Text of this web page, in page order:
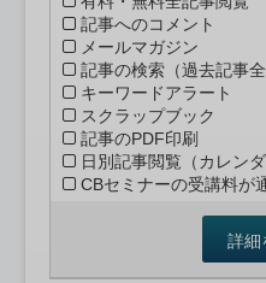
記事へのコメント
メールマガジン
記事の検索（過去記事全
キーワードアラート
スクラップブック
記事のPDF印刷
日別記事閲覧（カレンダ
CBセミナーの受講料が
詳細